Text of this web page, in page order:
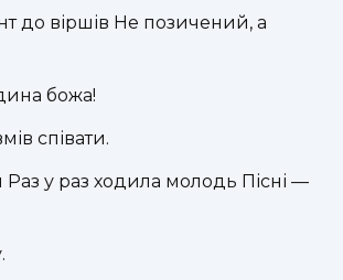
до віршів Не позичений, а
божа!
співати.
Раз у раз ходила молодь Пісні —